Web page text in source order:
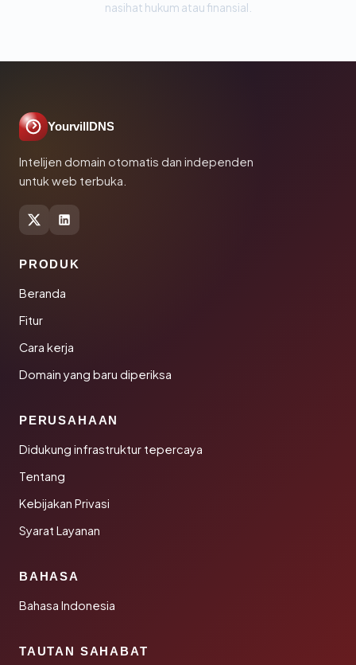
nasihat hukum atau finansial.
YourvillDNS
Intelijen domain otomatis dan independen
untuk web terbuka.
PRODUK
Beranda
Fitur
Cara kerja
Domain yang baru diperiksa
PERUSAHAAN
Didukung infrastruktur tepercaya
Tentang
Kebijakan Privasi
Syarat Layanan
BAHASA
Bahasa Indonesia
TAUTAN SAHABAT